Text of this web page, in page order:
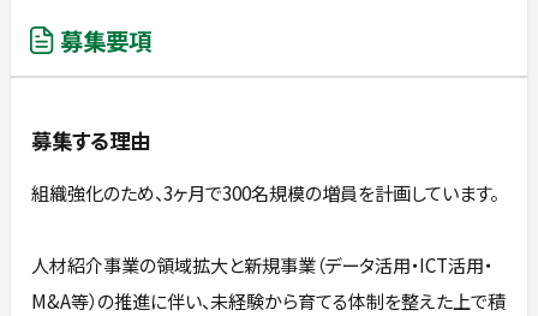
募集要項
募集する理由
組織強化のため、3ヶ月で300名規模の増員を計画しています。
人材紹介事業の領域拡大と新規事業（データ活用・ICT活用・
M&A等）の推進に伴い、未経験から育てる体制を整えた上で積